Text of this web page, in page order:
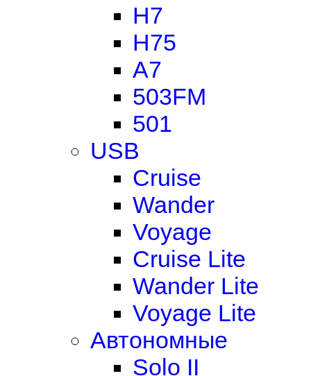
H7
H75
A7
503FM
501
USB
Cruise
Wander
Voyage
Cruise Lite
Wander Lite
Voyage Lite
Автономные
Solo II